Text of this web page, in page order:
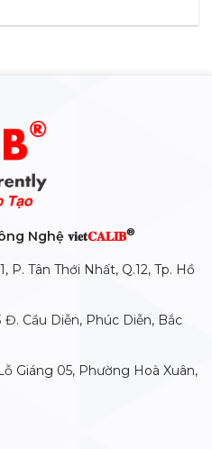
Nghệ 𝐯𝐢𝐞𝐭𝐂𝐀𝐋𝐈𝐁®
P. Tân Thới Nhất, Q.12, Tp. Hồ
Đ. Cầu Diễn, Phúc Diễn, Bắc
Giáng 05, Phường Hoà Xuân,